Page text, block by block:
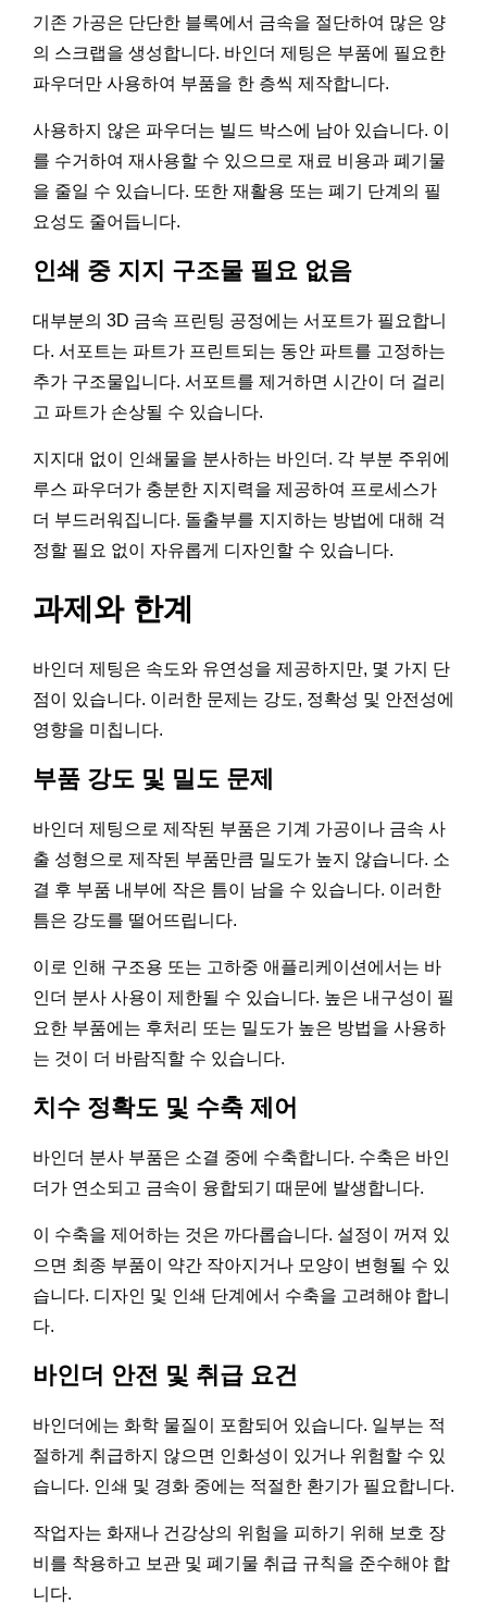
기존 가공은 단단한 블록에서 금속을 절단하여 많은 양
의 스크랩을 생성합니다. 바인더 제팅은 부품에 필요한
파우더만 사용하여 부품을 한 층씩 제작합니다.
사용하지 않은 파우더는 빌드 박스에 남아 있습니다. 이
를 수거하여 재사용할 수 있으므로 재료 비용과 폐기물
을 줄일 수 있습니다. 또한 재활용 또는 폐기 단계의 필
요성도 줄어듭니다.
인쇄 중 지지 구조물 필요 없음
대부분의 3D 금속 프린팅 공정에는 서포트가 필요합니
다. 서포트는 파트가 프린트되는 동안 파트를 고정하는
추가 구조물입니다. 서포트를 제거하면 시간이 더 걸리
고 파트가 손상될 수 있습니다.
지지대 없이 인쇄물을 분사하는 바인더. 각 부분 주위에
루스 파우더가 충분한 지지력을 제공하여 프로세스가
더 부드러워집니다. 돌출부를 지지하는 방법에 대해 걱
정할 필요 없이 자유롭게 디자인할 수 있습니다.
과제와 한계
바인더 제팅은 속도와 유연성을 제공하지만, 몇 가지 단
점이 있습니다. 이러한 문제는 강도, 정확성 및 안전성에
영향을 미칩니다.
부품 강도 및 밀도 문제
바인더 제팅으로 제작된 부품은 기계 가공이나 금속 사
출 성형으로 제작된 부품만큼 밀도가 높지 않습니다. 소
결 후 부품 내부에 작은 틈이 남을 수 있습니다. 이러한
틈은 강도를 떨어뜨립니다.
이로 인해 구조용 또는 고하중 애플리케이션에서는 바
인더 분사 사용이 제한될 수 있습니다. 높은 내구성이 필
요한 부품에는 후처리 또는 밀도가 높은 방법을 사용하
는 것이 더 바람직할 수 있습니다.
치수 정확도 및 수축 제어
바인더 분사 부품은 소결 중에 수축합니다. 수축은 바인
더가 연소되고 금속이 융합되기 때문에 발생합니다.
이 수축을 제어하는 것은 까다롭습니다. 설정이 꺼져 있
으면 최종 부품이 약간 작아지거나 모양이 변형될 수 있
습니다. 디자인 및 인쇄 단계에서 수축을 고려해야 합니
다.
바인더 안전 및 취급 요건
바인더에는 화학 물질이 포함되어 있습니다. 일부는 적
절하게 취급하지 않으면 인화성이 있거나 위험할 수 있
습니다. 인쇄 및 경화 중에는 적절한 환기가 필요합니다.
작업자는 화재나 건강상의 위험을 피하기 위해 보호 장
비를 착용하고 보관 및 폐기물 취급 규칙을 준수해야 합
니다.